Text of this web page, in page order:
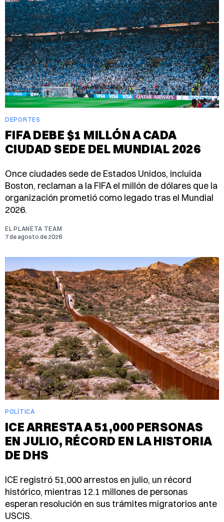
DEPORTES
FIFA DEBE $1 MILLÓN A CADA
CIUDAD SEDE DEL MUNDIAL 2026
Once ciudades sede de Estados Unidos, incluida
Boston, reclaman a la FIFA el millón de dólares que la
organización prometió como legado tras el Mundial
2026.
EL PLANETA TEAM
7 de agosto de 2026
POLÍTICA
ICE ARRESTA A 51,000 PERSONAS
EN JULIO, RÉCORD EN LA HISTORIA
DE DHS
ICE registró 51,000 arrestos en julio, un récord
histórico, mientras 12.1 millones de personas
esperan resolución en sus trámites migratorios ante
USCIS.